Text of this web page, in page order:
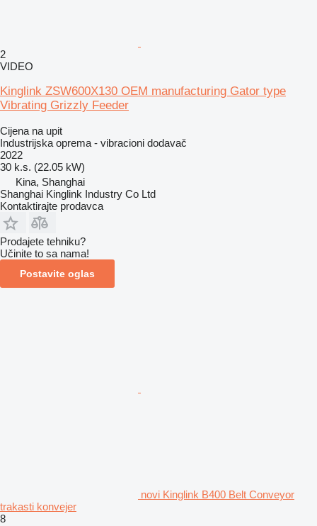
2
VIDEO
Kinglink ZSW600X130 OEM manufacturing Gator type
Vibrating Grizzly Feeder
Cijena na upit
Industrijska oprema - vibracioni dodavač
2022
30 k.s. (22.05 kW)
Kina, Shanghai
Shanghai Kinglink Industry Co Ltd
Kontaktirajte prodavca
Prodajete tehniku?
Učinite to sa nama!
Postavite oglas
novi Kinglink B400 Belt Conveyor
trakasti konvejer
8